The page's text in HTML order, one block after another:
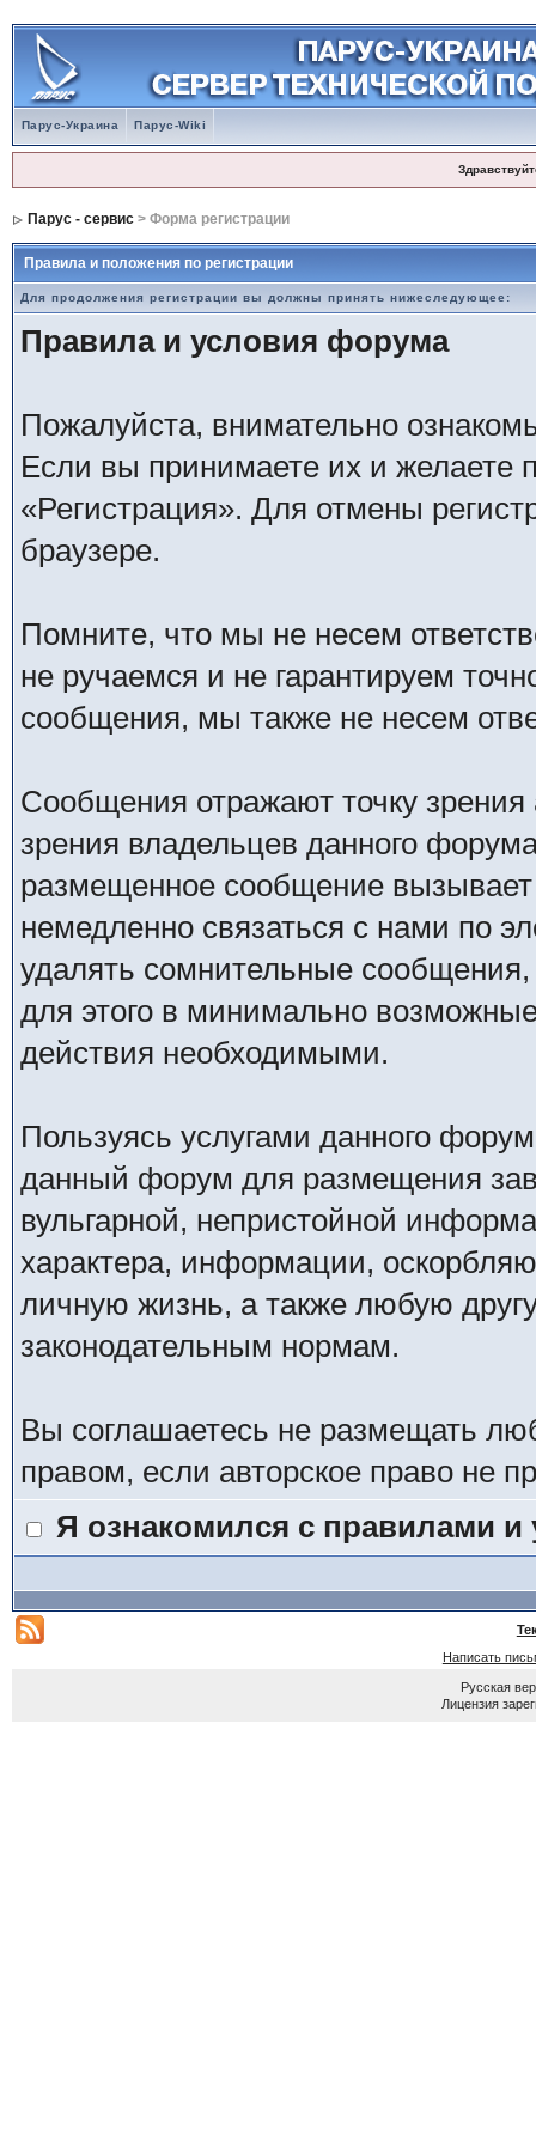
Парус-Украина Парус-Wiki
Парус - сервис> Форма регистрации
Правила и положения по регистрации
Для продолжения регистрации вы должны принять нижеследующее:
Правила и условия форума
Пожалуйста, внимательно
Если вы принимаете их и желаете
«Регистрация». Для отмены
браузере.
Помните, что мы не несем
не ручаемся и не гарантируем
сообщения, мы также не несем
Сообщения отражают точку зрения
зрения владельцев данного
размещенное сообщение
немедленно связаться с нами по
удалять сомнительные
для этого в минимально
действия необходимыми.
Пользуясь услугами данного
данный форум для размещения
вульгарной, непристойной
характера, информации,
личную жизнь, а также любую
законодательным нормам.
Вы соглашаетесь не размещать
правом, если авторское право не
Я ознакомился с правилами
Написать
Русская
Лицензия